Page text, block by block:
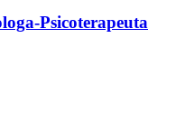
Psicoterapeuta